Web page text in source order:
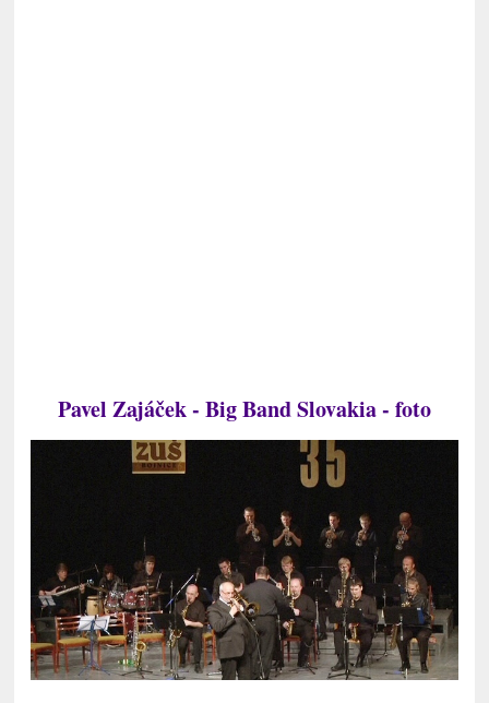
Pavel Zajáček - Big Band Slovakia - foto